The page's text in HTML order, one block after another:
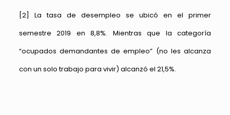
[2]
La tasa de desempleo se ubicó en el primer
semestre 2019 en 8,8%. Mientras que la categoría
“ocupados demandantes de empleo” (no les alcanza
con un solo trabajo para vivir) alcanzó el 21,5%.